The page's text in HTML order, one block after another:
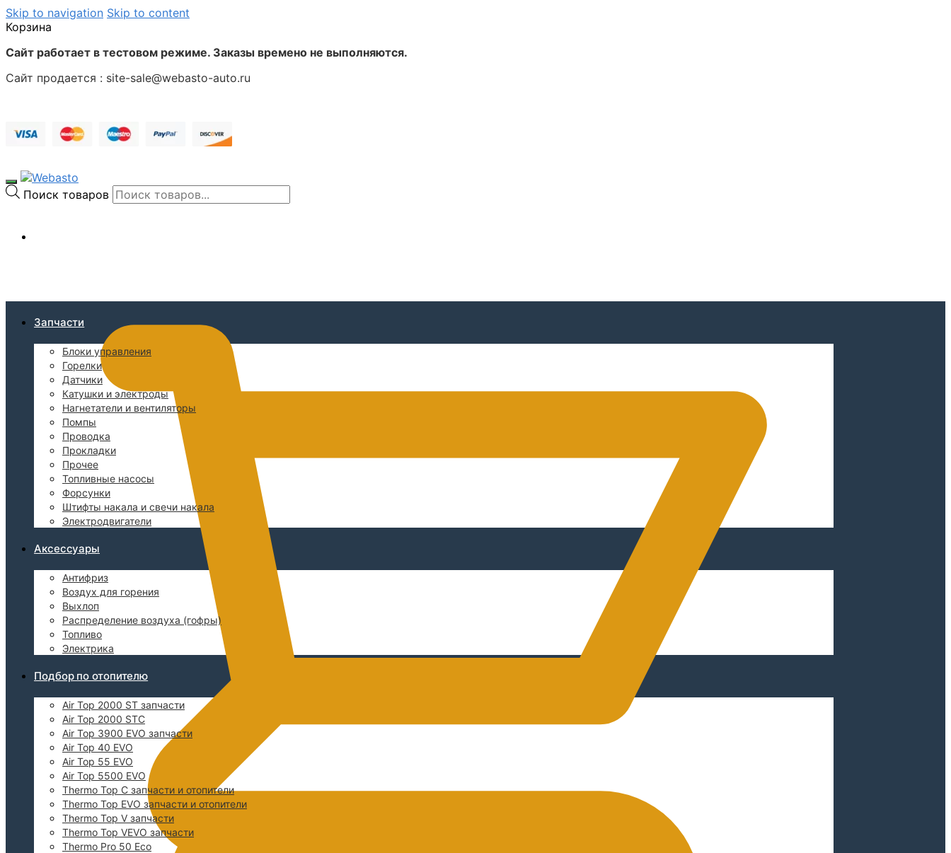
Skip to navigation Skip to content
Корзина
Сайт работает в тестовом режиме. Заказы времено не выполняются.
Сайт продается : site-sale@webasto-auto.ru
Поиск товаров
Запчасти
Блоки управления
Горелки
Датчики
Катушки и электроды
Нагнетатели и вентиляторы
Помпы
Проводка
Прокладки
Прочее
Топливные насосы
Форсунки
Штифты накала и свечи накала
Электродвигатели
Аксессуары
Антифриз
Воздух для горения
Выхлоп
Распределение воздуха (гофры)
Топливо
Электрика
Подбор по отопителю
Air Top 2000 ST запчасти
Air Top 2000 STC
Air Top 3900 EVO запчасти
Air Top 40 EVO
Air Top 55 EVO
Air Top 5500 EVO
Thermo Top C запчасти и отопители
Thermo Top EVO запчасти и отопители
Thermo Top V запчасти
Thermo Top VEVO запчасти
Thermo Pro 50 Eco